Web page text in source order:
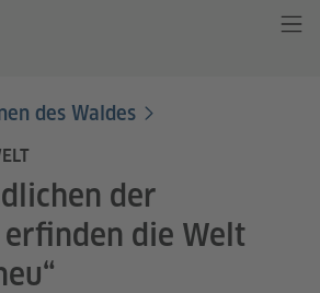
des Waldes
der
die Welt